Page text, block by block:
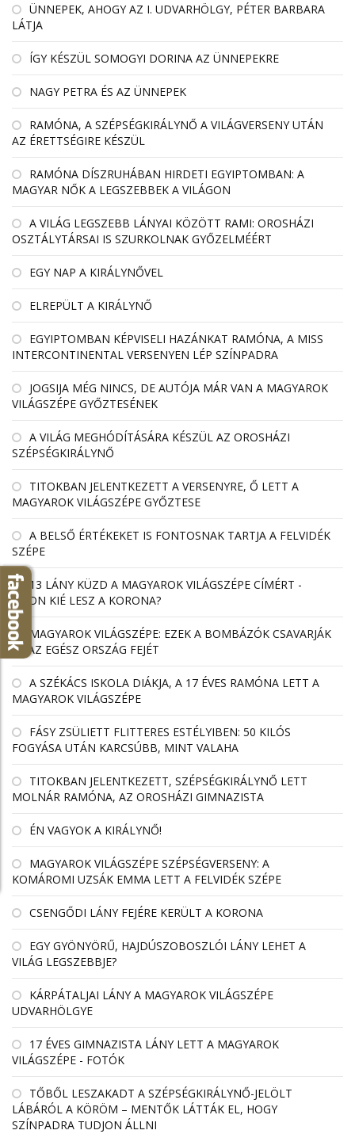
ÜNNEPEK, AHOGY AZ I. UDVARHÖLGY, PÉTER BARBARA
LÁTJA
ÍGY KÉSZÜL SOMOGYI DORINA AZ ÜNNEPEKRE
NAGY PETRA ÉS AZ ÜNNEPEK
RAMÓNA, A SZÉPSÉGKIRÁLYNŐ A VILÁGVERSENY UTÁN
AZ ÉRETTSÉGIRE KÉSZÜL
RAMÓNA DÍSZRUHÁBAN HIRDETI EGYIPTOMBAN: A
MAGYAR NŐK A LEGSZEBBEK A VILÁGON
A VILÁG LEGSZEBB LÁNYAI KÖZÖTT RAMI: OROSHÁZI
OSZTÁLYTÁRSAI IS SZURKOLNAK GYŐZELMÉÉRT
EGY NAP A KIRÁLYNŐVEL
ELREPÜLT A KIRÁLYNŐ
EGYIPTOMBAN KÉPVISELI HAZÁNKAT RAMÓNA, A MISS
INTERCONTINENTAL VERSENYEN LÉP SZÍNPADRA
JOGSIJA MÉG NINCS, DE AUTÓJA MÁR VAN A MAGYAROK
VILÁGSZÉPE GYŐZTESÉNEK
A VILÁG MEGHÓDÍTÁSÁRA KÉSZÜL AZ OROSHÁZI
SZÉPSÉGKIRÁLYNŐ
TITOKBAN JELENTKEZETT A VERSENYRE, Ő LETT A
MAGYAROK VILÁGSZÉPE GYŐZTESE
A BELSŐ ÉRTÉKEKET IS FONTOSNAK TARTJA A FELVIDÉK
SZÉPE
13 LÁNY KÜZD A MAGYAROK VILÁGSZÉPE CÍMÉRT -
VAJON KIÉ LESZ A KORONA?
MAGYAROK VILÁGSZÉPE: EZEK A BOMBÁZÓK CSAVARJÁK
EL AZ EGÉSZ ORSZÁG FEJÉT
A SZÉKÁCS ISKOLA DIÁKJA, A 17 ÉVES RAMÓNA LETT A
MAGYAROK VILÁGSZÉPE
FÁSY ZSÜLIETT FLITTERES ESTÉLYIBEN: 50 KILÓS
FOGYÁSA UTÁN KARCSÚBB, MINT VALAHA
TITOKBAN JELENTKEZETT, SZÉPSÉGKIRÁLYNŐ LETT
MOLNÁR RAMÓNA, AZ OROSHÁZI GIMNAZISTA
ÉN VAGYOK A KIRÁLYNŐ!
MAGYAROK VILÁGSZÉPE SZÉPSÉGVERSENY: A
KOMÁROMI UZSÁK EMMA LETT A FELVIDÉK SZÉPE
CSENGŐDI LÁNY FEJÉRE KERÜLT A KORONA
EGY GYÖNYÖRŰ, HAJDÚSZOBOSZLÓI LÁNY LEHET A
VILÁG LEGSZEBBJE?
KÁRPÁTALJAI LÁNY A MAGYAROK VILÁGSZÉPE
UDVARHÖLGYE
17 ÉVES GIMNAZISTA LÁNY LETT A MAGYAROK
VILÁGSZÉPE - FOTÓK
TŐBŐL LESZAKADT A SZÉPSÉGKIRÁLYNŐ-JELÖLT
LÁBÁRÓL A KÖRÖM – MENTŐK LÁTTÁK EL, HOGY
SZÍNPADRA TUDJON ÁLLNI